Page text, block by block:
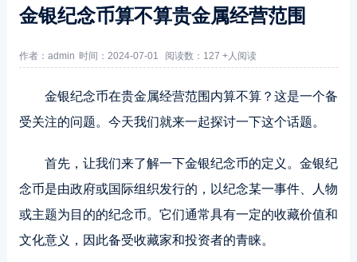
金银纪念币算不算贵金属经营范围
作者：admin 时间：2024-07-01 阅读数：127 +人阅读
金银纪念币在贵金属经营范围内算不算？这是一个备
受关注的问题。今天我们就来一起探讨一下这个话题。
首先，让我们来了解一下金银纪念币的定义。金银纪
念币是由政府或国际组织发行的，以纪念某一事件、人物
或主题为目的的纪念币。它们通常具有一定的收藏价值和
文化意义，因此备受收藏家和投资者的青睐。